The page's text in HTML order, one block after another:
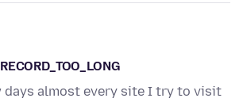
days almost every site I try to visit